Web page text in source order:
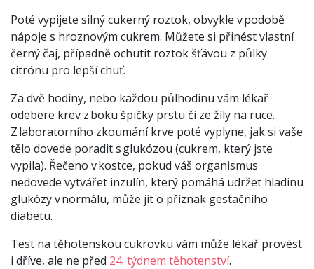
Poté vypijete silný cukerný roztok, obvykle v podobě
nápoje s hroznovým cukrem. Můžete si přinést vlastní
černý čaj, případně ochutit roztok šťávou z půlky
citrónu pro lepší chuť.
Za dvě hodiny, nebo každou půlhodinu vám lékař
odebere krev z boku špičky prstu či ze žíly na ruce.
Z laboratorního zkoumání krve poté vyplyne, jak si vaše
tělo dovede poradit s glukózou (cukrem, který jste
vypila). Řečeno v kostce, pokud váš organismus
nedovede vytvářet inzulín, který pomáhá udržet hladinu
glukózy v normálu, může jít o příznak gestačního
diabetu.
Test na těhotenskou cukrovku vám může lékař provést
i dříve, ale ne před 24. týdnem těhotenství.